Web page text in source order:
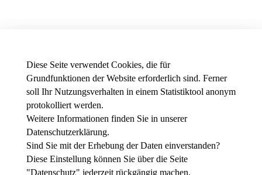
Diese Seite verwendet Cookies, die für
Grundfunktionen der Website erforderlich sind. Ferner
soll Ihr Nutzungsverhalten in einem Statistiktool anonym
protokolliert werden.
Weitere Informationen finden Sie in unserer
Datenschutzerklärung.
Sind Sie mit der Erhebung der Daten einverstanden?
Diese Einstellung können Sie über die Seite
"Datenschutz" jederzeit rückgängig machen.
News - Presse
Stellenausschreibungen der THWS
Intranet
Instagram